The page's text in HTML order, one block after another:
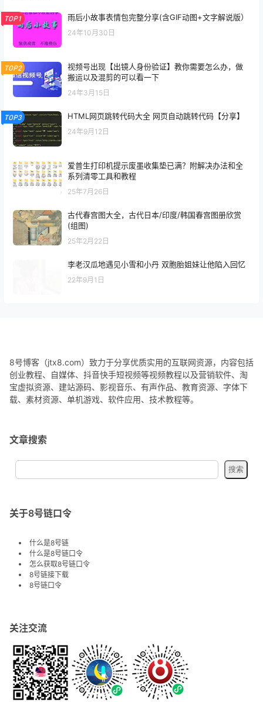
TOP1 雨后小故事表情包完整分享(含GIF动图+文字解说版）
24年10月30日
TOP2
视频号出现【出镜人身份验证】教你需要怎么办，做
搬运以及混剪的可以看一下
24年3月15日
TOP3 HTML网页跳转代码大全 网页自动跳转代码【分享】
24年9月12日
爱普生打印机提示废墨收集垫已满？附解决办法和全
系列清零工具和教程
25年7月26日
古代春宫图大全，古代日本/印度/韩国春宫图册欣赏
(组图)
25年2月22日
李老汉瓜地遇见小雪和小丹 双胞胎姐妹让他陷入回忆
22年9月1日
8号博客（jtx8.com）致力于分享优质实用的互联网资源，内容包括
创业教程、自媒体、抖音快手短视频等视频教程以及营销软件、淘
宝虚拟资源、建站源码、影视音乐、有声作品、教育资源、字体下
载、素材资源、单机游戏、软件应用、技术教程等。
文章搜索
关于8号链口令
什么是8号链
什么是8号链口令
怎么获取8号链口令
8号链接下载
8号链口令
关注交流